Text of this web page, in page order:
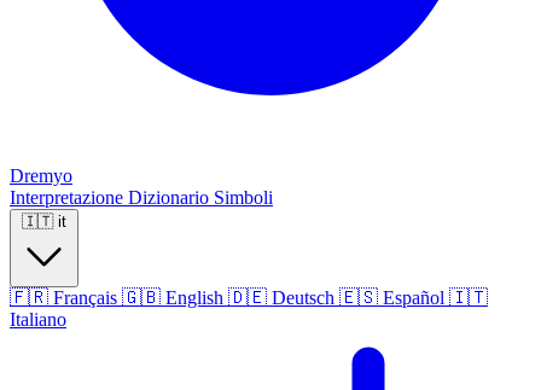
Dremyo
Interpretazione Dizionario Simboli
🇮🇹 it
🇫🇷 Français 🇬🇧 English 🇩🇪 Deutsch 🇪🇸 Español 🇮🇹
Italiano